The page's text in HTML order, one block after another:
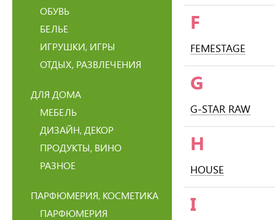
ОБУВЬ
БЕЛЬЕ
ИГРУШКИ, ИГРЫ
ОТДЫХ, РАЗВЛЕЧЕНИЯ
ДЛЯ ДОМА
МЕБЕЛЬ
ДИЗАЙН, ДЕКОР
ПРОДУКТЫ, ВИНО
РАЗНОЕ
ПАРФЮМЕРИЯ, КОСМЕТИКА
ПАРФЮМЕРИЯ
F
FEMESTAGE
G
G-STAR RAW
H
HOUSE
I